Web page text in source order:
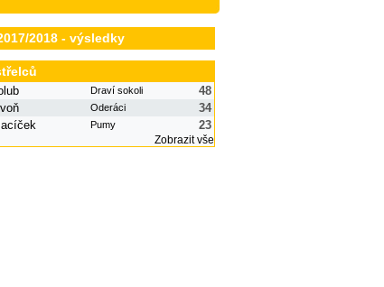
2018 - výsledky
Draví sokoli
48
Oderáci
34
Pumy 23
Zobrazit vše